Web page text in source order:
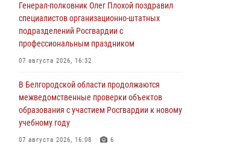
Генерал-полковник Олег Плохой поздравил
специалистов организационно-штатных
подразделений Росгвардии с
профессиональным праздником
07 августа 2026, 16:32
В Белгородской области продолжаются
межведомственные проверки объектов
образования с участием Росгвардии к новому
учебному году
07 августа 2026, 16:08 6